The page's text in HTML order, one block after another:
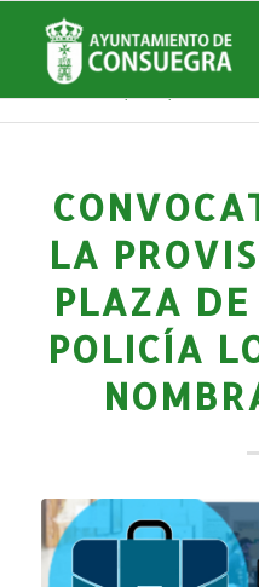
Noticias
Usted está aquí: Inicio / Noticias
Empleo y Desarrollo
/ Empleo
LA
PLAZA
POLICÍA